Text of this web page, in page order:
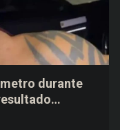
durante
agentes de